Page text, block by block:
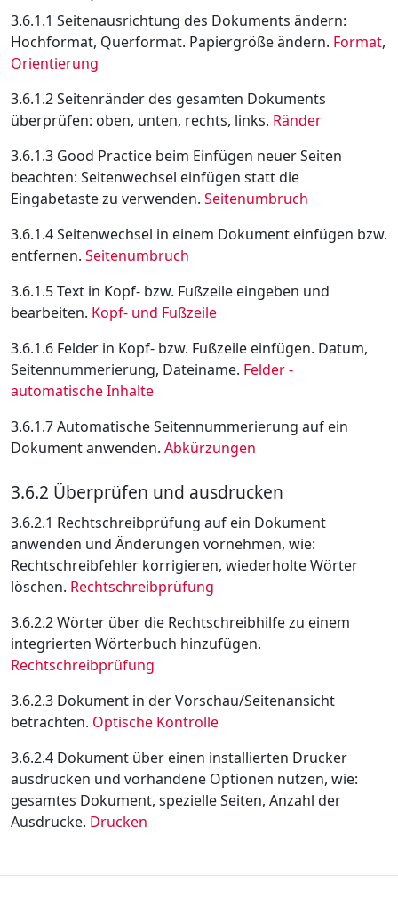
3.6.1.1 Seitenausrichtung des Dokuments ändern:
Hochformat, Querformat. Papiergröße ändern. Format,
Orientierung
3.6.1.2 Seitenränder des gesamten Dokuments
überprüfen: oben, unten, rechts, links. Ränder
3.6.1.3 Good Practice beim Einfügen neuer Seiten
beachten: Seitenwechsel einfügen statt die
Eingabetaste zu verwenden. Seitenumbruch
3.6.1.4 Seitenwechsel in einem Dokument einfügen bzw.
entfernen. Seitenumbruch
3.6.1.5 Text in Kopf- bzw. Fußzeile eingeben und
bearbeiten. Kopf- und Fußzeile
3.6.1.6 Felder in Kopf- bzw. Fußzeile einfügen. Datum,
Seitennummerierung, Dateiname. Felder -
automatische Inhalte
3.6.1.7 Automatische Seitennummerierung auf ein
Dokument anwenden. Abkürzungen
3.6.2 Überprüfen und ausdrucken
3.6.2.1 Rechtschreibprüfung auf ein Dokument
anwenden und Änderungen vornehmen, wie:
Rechtschreibfehler korrigieren, wiederholte Wörter
löschen. Rechtschreibprüfung
3.6.2.2 Wörter über die Rechtschreibhilfe zu einem
integrierten Wörterbuch hinzufügen.
Rechtschreibprüfung
3.6.2.3 Dokument in der Vorschau/Seitenansicht
betrachten. Optische Kontrolle
3.6.2.4 Dokument über einen installierten Drucker
ausdrucken und vorhandene Optionen nutzen, wie:
gesamtes Dokument, spezielle Seiten, Anzahl der
Ausdrucke. Drucken